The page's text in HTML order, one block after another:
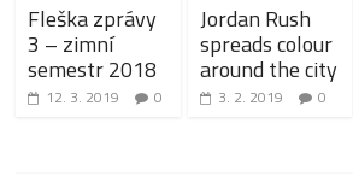
Fleška zprávy
3 – zimní
semestr 2018
12. 3. 2019 0
Jordan Rush
spreads colour
around the city
3. 2. 2019 0